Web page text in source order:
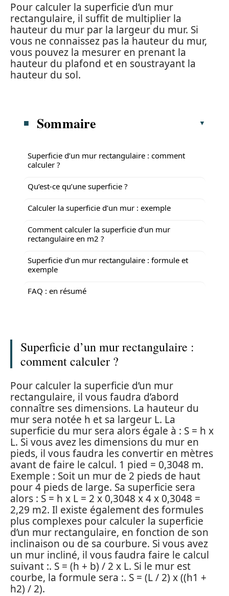
Pour calculer la superficie d’un mur
rectangulaire, il suffit de multiplier la
hauteur du mur par la largeur du mur. Si
vous ne connaissez pas la hauteur du mur,
vous pouvez la mesurer en prenant la
hauteur du plafond et en soustrayant la
hauteur du sol.
Sommaire
Superficie d’un mur rectangulaire : comment
calculer ?
Qu’est-ce qu’une superficie ?
Calculer la superficie d’un mur : exemple
Comment calculer la superficie d’un mur
rectangulaire en m2 ?
Superficie d’un mur rectangulaire : formule et
exemple
FAQ : en résumé
Superficie d’un mur rectangulaire :
comment calculer ?
Pour calculer la superficie d’un mur
rectangulaire, il vous faudra d’abord
connaître ses dimensions. La hauteur du
mur sera notée h et sa largeur L. La
superficie du mur sera alors égale à : S = h x
L. Si vous avez les dimensions du mur en
pieds, il vous faudra les convertir en mètres
avant de faire le calcul. 1 pied = 0,3048 m.
Exemple : Soit un mur de 2 pieds de haut
pour 4 pieds de large. Sa superficie sera
alors : S = h x L = 2 x 0,3048 x 4 x 0,3048 =
2,29 m2. Il existe également des formules
plus complexes pour calculer la superficie
d’un mur rectangulaire, en fonction de son
inclinaison ou de sa courbure. Si vous avez
un mur incliné, il vous faudra faire le calcul
suivant :. S = (h + b) / 2 x L. Si le mur est
courbe, la formule sera :. S = (L / 2) x ((h1 +
h2) / 2).